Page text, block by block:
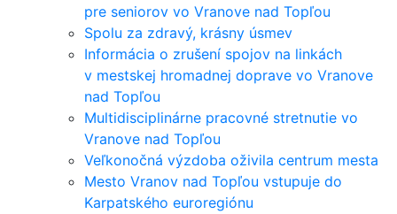
pre seniorov vo Vranove nad Topľou
Spolu za zdravý, krásny úsmev
Informácia o zrušení spojov na linkách
v mestskej hromadnej doprave vo Vranove
nad Topľou
Multidisciplinárne pracovné stretnutie vo
Vranove nad Topľou
Veľkonočná výzdoba oživila centrum mesta
Mesto Vranov nad Topľou vstupuje do
Karpatského euroregiónu